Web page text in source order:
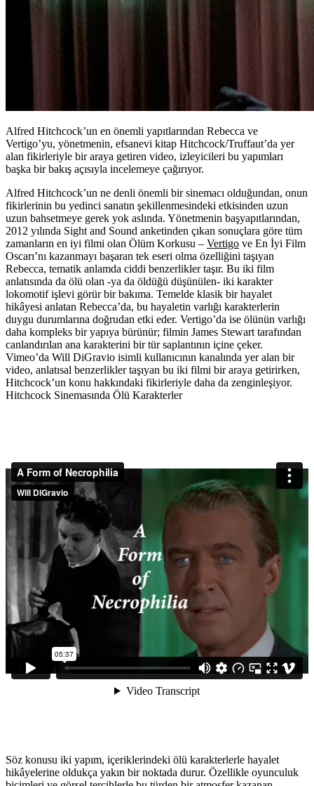
Alfred Hitchcock’un en önemli yapıtlarından Rebecca ve
Vertigo’yu, yönetmenin, efsanevi kitap Hitchcock/Truffaut’da yer
alan fikirleriyle bir araya getiren video, izleyicileri bu yapımları
başka bir bakış açısıyla incelemeye çağırıyor.
Alfred Hitchcock’un ne denli önemli bir sinemacı olduğundan, onun
fikirlerinin bu yedinci sanatın şekillenmesindeki etkisinden uzun
uzun bahsetmeye gerek yok aslında. Yönetmenin başyapıtlarından,
2012 yılında Sight and Sound anketinden çıkan sonuçlara göre tüm
zamanların en iyi filmi olan Ölüm Korkusu – Vertigo ve En İyi Film
Oscarı’nı kazanmayı başaran tek eseri olma özelliğini taşıyan
Rebecca, tematik anlamda ciddi benzerlikler taşır. Bu iki film
anlatısında da ölü olan -ya da öldüğü düşünülen- iki karakter
lokomotif işlevi görür bir bakıma. Temelde klasik bir hayalet
hikâyesi anlatan Rebecca’da, bu hayaletin varlığı karakterlerin
duygu durumlarına doğrudan etki eder. Vertigo’da ise ölünün varlığı
daha kompleks bir yapıya bürünür; filmin James Stewart tarafından
canlandırılan ana karakterini bir tür saplantının içine çeker.
Vimeo’da Will DiGravio isimli kullanıcının kanalında yer alan bir
video, anlatısal benzerlikler taşıyan bu iki filmi bir araya getirirken,
Hitchcock’un konu hakkındaki fikirleriyle daha da zenginleşiyor.
Hitchcock Sinemasında Ölü Karakterler
Söz konusu iki yapım, içeriklerindeki ölü karakterlerle hayalet
hikâyelerine oldukça yakın bir noktada durur. Özellikle oyunculuk